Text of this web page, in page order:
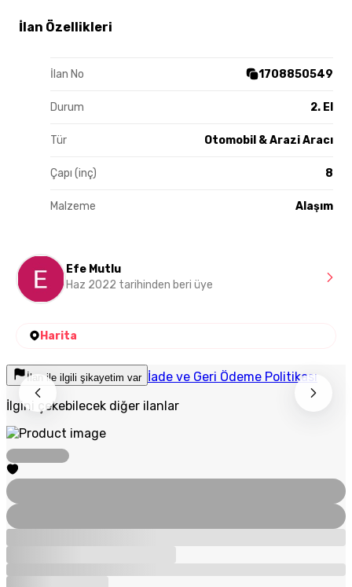
İlan Özellikleri
İlan No 1708850549
Durum 2. El
Tür Otomobil & Arazi Aracı
Çapı (inç) 8
Malzeme Alaşım
Efe Mutlu
Haz 2022 tarihinden beri üye
Harita
İlan ile ilgili şikayetim var İade ve Geri Ödeme Politikası
İlgini çekebilecek diğer ilanlar